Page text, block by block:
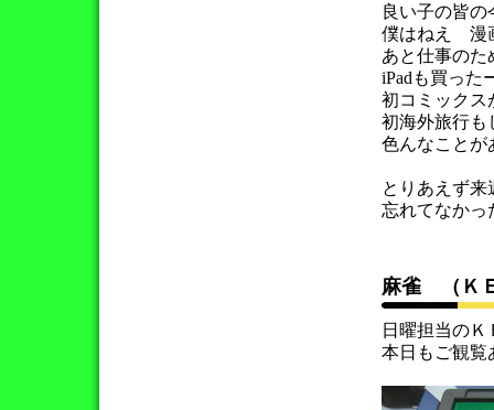
良い子の皆
僕はねえ 漫
あと仕事のた
iPadも買った
初コミックス
初海外旅行も
色んなこと
とりあえず
忘れてなか
麻雀 （Ｋ
日曜担当のＫ
本日もご観覧